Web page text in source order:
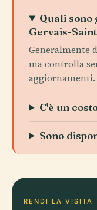
Quali sono
Gervais-
Generalmente
ma controlla
aggiornamenti.
C'è un
Sono
RENDI LA VISITA